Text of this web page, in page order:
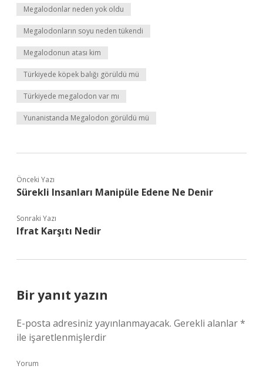
Megalodonlar neden yok oldu
Megalodonların soyu neden tükendi
Megalodonun atası kim
Türkiyede köpek balığı görüldü mü
Türkiyede megalodon var mı
Yunanistanda Megalodon görüldü mü
Önceki Yazı
Sürekli Insanları Manipüle Edene Ne Denir
Sonraki Yazı
Ifrat Karşıtı Nedir
Bir yanıt yazın
E-posta adresiniz yayınlanmayacak. Gerekli alanlar*
ile işaretlenmişlerdir
Yorum